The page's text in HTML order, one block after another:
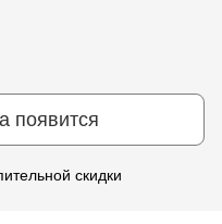
появится
скидки